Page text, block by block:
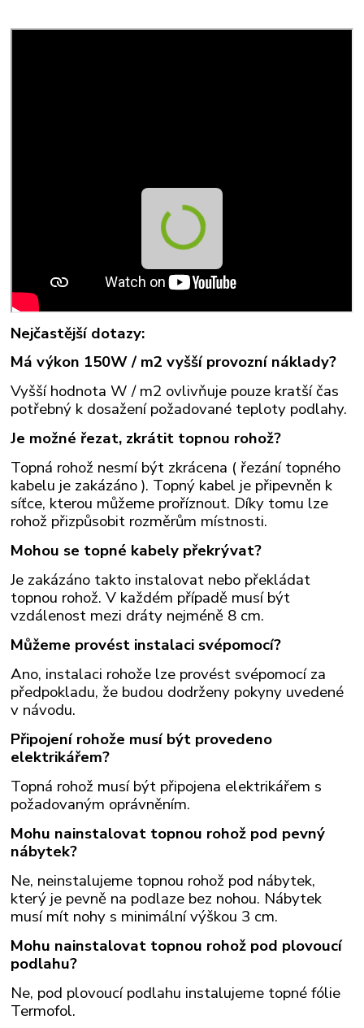
Nejčastější dotazy:
Má výkon 150W / m2 vyšší provozní náklady?
Vyšší hodnota W / m2 ovlivňuje pouze kratší čas
potřebný k dosažení požadované teploty podlahy.
Je možné řezat, zkrátit topnou rohož?
Topná rohož nesmí být zkrácena ( řezání topného
kabelu je zakázáno ). Topný kabel je připevněn k
síťce, kterou můžeme proříznout. Díky tomu lze
rohož přizpůsobit rozměrům místnosti.
Mohou se topné kabely překrývat?
Je zakázáno takto instalovat nebo překládat
topnou rohož. V každém případě musí být
vzdálenost mezi dráty nejméně 8 cm.
Můžeme provést instalaci svépomocí?
Ano, instalaci rohože lze provést svépomocí za
předpokladu, že budou dodrženy pokyny uvedené
v návodu.
Připojení rohože musí být provedeno
elektrikářem?
Topná rohož musí být připojena elektrikářem s
požadovaným oprávněním.
Mohu nainstalovat topnou rohož pod pevný
nábytek?
Ne, neinstalujeme topnou rohož pod nábytek,
který je pevně na podlaze bez nohou. Nábytek
musí mít nohy s minimální výškou 3 cm.
Mohu nainstalovat topnou rohož pod plovoucí
podlahu?
Ne, pod plovoucí podlahu instalujeme topné fólie
Termofol.